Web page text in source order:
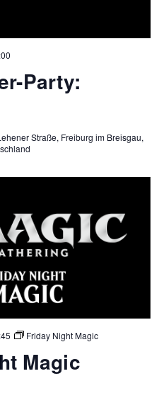
Party:
Straße, Freiburg im Breisgau,
Friday Night Magic
Magic